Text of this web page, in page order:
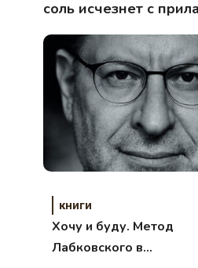
соль исчезнет с
книги
Хочу и буду. Метод
Лабковского в